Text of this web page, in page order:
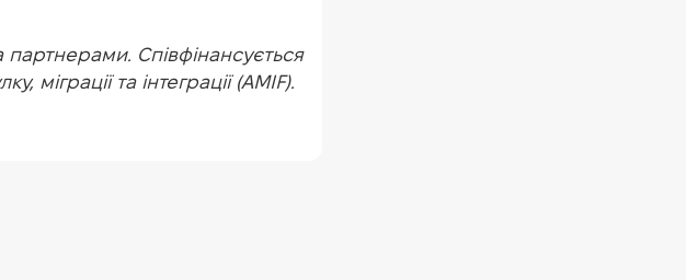
партнерами. Співфінансується
та інтеграції (AMIF).